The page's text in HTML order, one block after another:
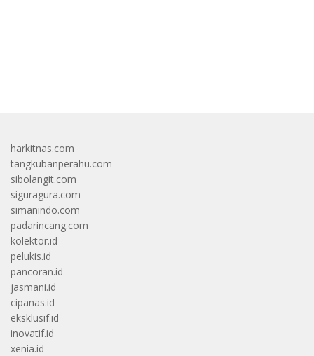
harkitnas.com
tangkubanperahu.com
sibolangit.com
siguragura.com
simanindo.com
padarincang.com
kolektor.id
pelukis.id
pancoran.id
jasmani.id
cipanas.id
eksklusif.id
inovatif.id
xenia.id